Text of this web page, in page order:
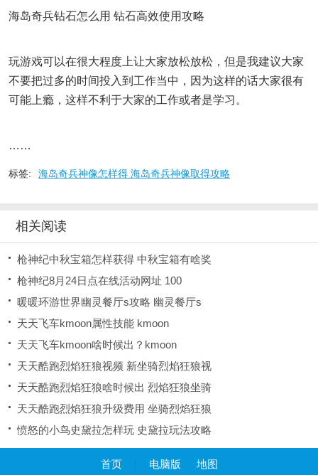
海岛奇兵钻石怎么用 钻石高效使用攻略
玩游戏可以在很大程度上让大家放松放松，但是我建议大家
不要把过多的时间投入到工作当中，因为这样的话大家很有
可能上瘾，这样不利于大家的工作或者是学习。
……
标签: 海岛奇兵神像怎样得 海岛奇兵神像取得攻略
相关阅读
枪神纪中秋宝箱怎样获得 中秋宝箱有啥奖
枪神纪8月24日点在线活动网址 100
暖暖环游世界幽灵餐厅s攻略 幽灵餐厅s
天天飞车kmoon属性技能 kmoon
天天飞车kmoon啥时候出？kmoon
天天酷跑烈焰狂狼视频 新坐骑烈焰狂狼视
天天酷跑烈焰狂狼啥时候出 烈焰狂狼坐骑
天天酷跑烈焰狂狼升级费用 坐骑烈焰狂狼
愤怒的小鸟史黛拉怎样玩 史黛拉玩法攻略
首页 电脑版 地图